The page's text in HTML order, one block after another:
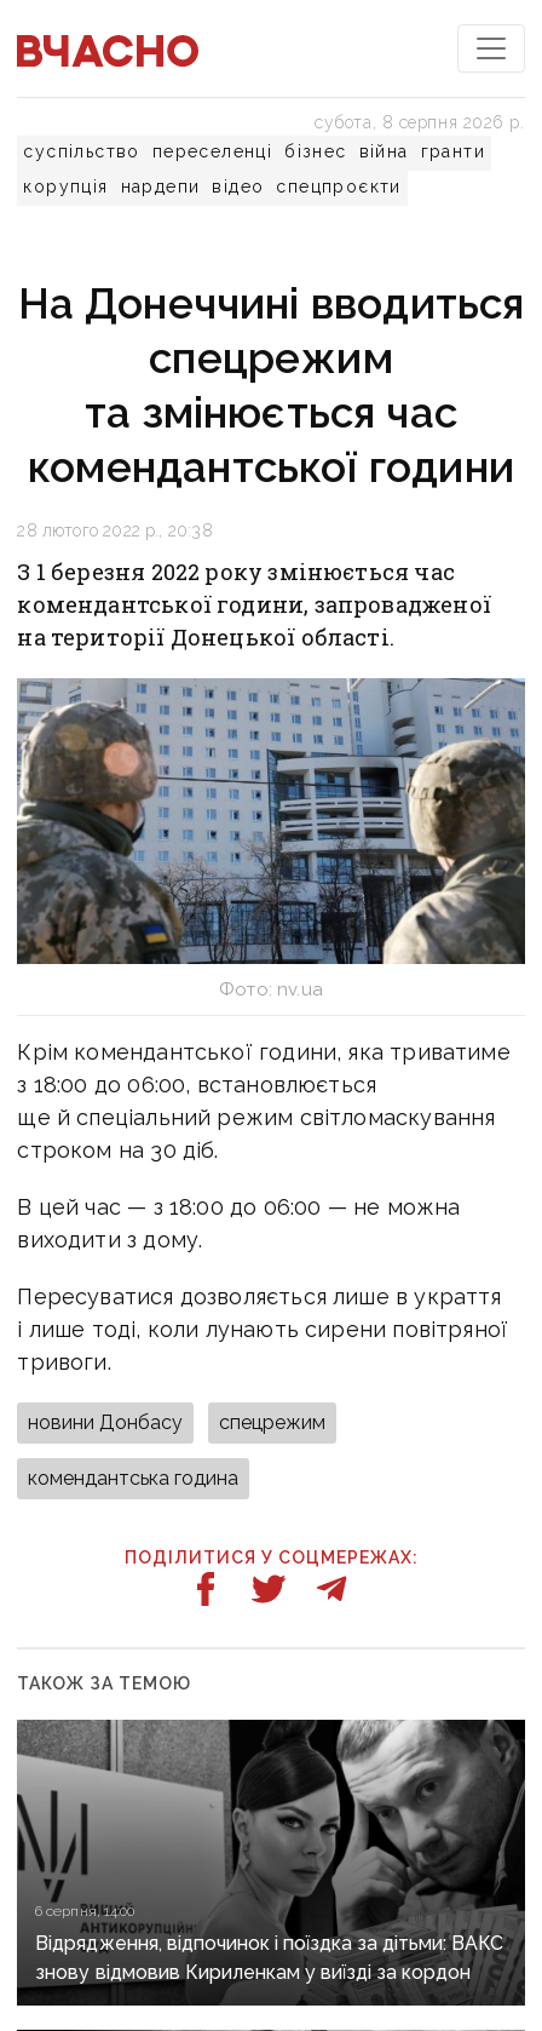
суспільство переселенці бізнес війна
гранти
корупція
нардепи відео спецпроєкти
субота, 8 серпня 2026 р.
На Донеччині вводиться
спецрежим
та змінюється час
комендантської години
28 лютого 2022 р., 20:38
З 1 березня 2022 року змінюється час
комендантської години, запровадженої
на території Донецької області.
Фото: nv.ua
Крім комендантської години, яка триватиме
з 18:00 до 06:00, встановлюється
ще й спеціальний режим світломаскування
строком на 30 діб.
В цей час — з 18:00 до 06:00 — не можна
виходити з дому.
Пересуватися дозволяється лише в украття
і лише тоді, коли лунають сирени повітряної
тривоги.
новини Донбасу спецрежим
комендантська година
ПОДІЛИТИСЯ У СОЦМЕРЕЖАХ:
ТАКОЖ ЗА ТЕМОЮ
6 серпня, 14:00
Відрядження, відпочинок і поїздка за дітьми: ВАКС
знову відмовив Кириленкам у виїзді за кордон